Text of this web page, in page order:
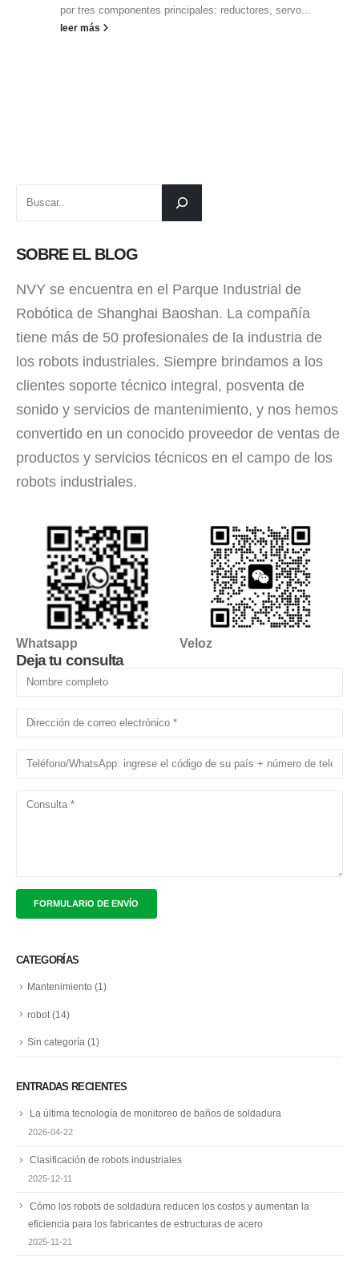
por tres componentes principales: reductores, servo...
leer más
SOBRE EL BLOG
NVY se encuentra en el Parque Industrial de
Robótica de Shanghai Baoshan. La compañía
tiene más de 50 profesionales de la industria de
los robots industriales. Siempre brindamos a los
clientes soporte técnico integral, posventa de
sonido y servicios de mantenimiento, y nos hemos
convertido en un conocido proveedor de ventas de
productos y servicios técnicos en el campo de los
robots industriales.
Whatsapp Veloz
Deja tu consulta
CATEGORÍAS
Mantenimiento (1)
robot (14)
Sin categoría (1)
ENTRADAS RECIENTES
La última tecnología de monitoreo de baños de soldadura
2026-04-22
Clasificación de robots industriales
2025-12-11
Cómo los robots de soldadura reducen los costos y aumentan la
eficiencia para los fabricantes de estructuras de acero
2025-11-21